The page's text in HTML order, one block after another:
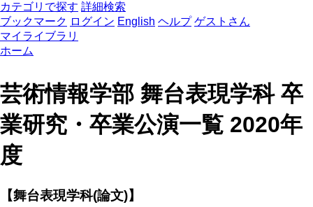
カテゴリで探す 詳細検索
ブックマーク ログイン English ヘルプ ゲストさん
マイライブラリ
ホーム
芸術情報学部 舞台表現学科 卒
業研究・卒業公演一覧 2020年
度
【舞台表現学科(論文)】